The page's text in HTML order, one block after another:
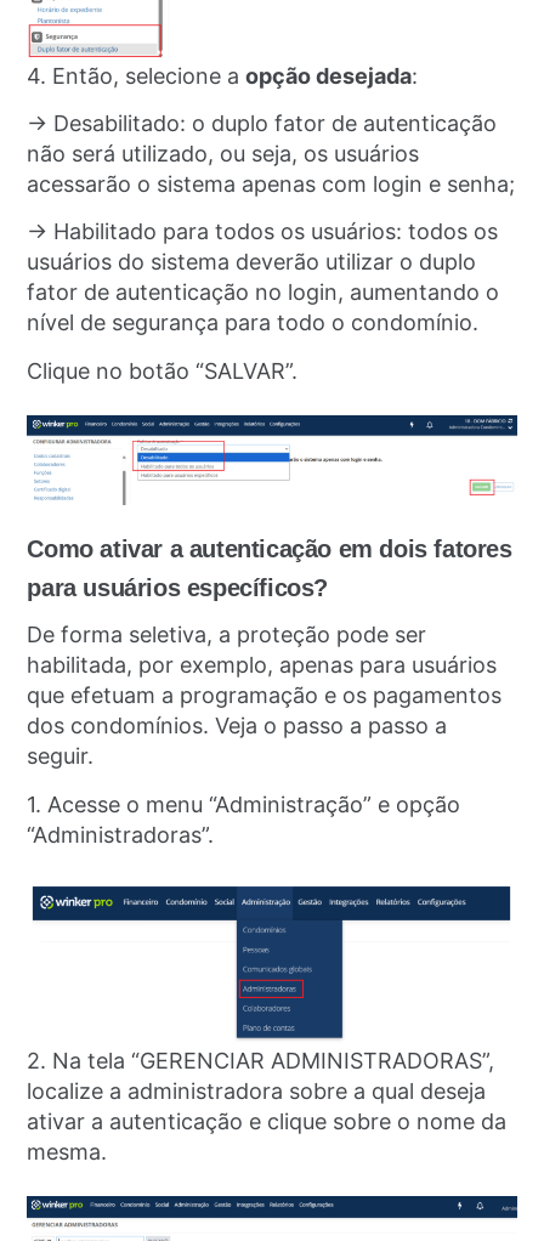
4. Então, selecione aopção desejada:
→ Desabilitado: o duplo fator de autenticação
não será utilizado, ou seja, os usuários
acessarão o sistema apenas com login e senha;
→ Habilitado para todos os usuários: todos os
usuários do sistema deverão utilizar o duplo
fator de autenticação no login, aumentando o
nível de segurança para todo o condomínio.
Clique no botão “SALVAR”.
Como ativar a autenticação em dois fatores
para usuários específicos?
De forma seletiva, a proteção pode ser
habilitada, por exemplo, apenas para usuários
que efetuam a programação e os pagamentos
dos condomínios. Veja o passo a passo a
seguir.
1. Acesse o menu “Administração” e opção
“Administradoras”.
2. Na tela “GERENCIAR ADMINISTRADORAS”,
localize a administradora sobre a qual deseja
ativar a autenticação e clique sobre o nome da
mesma.